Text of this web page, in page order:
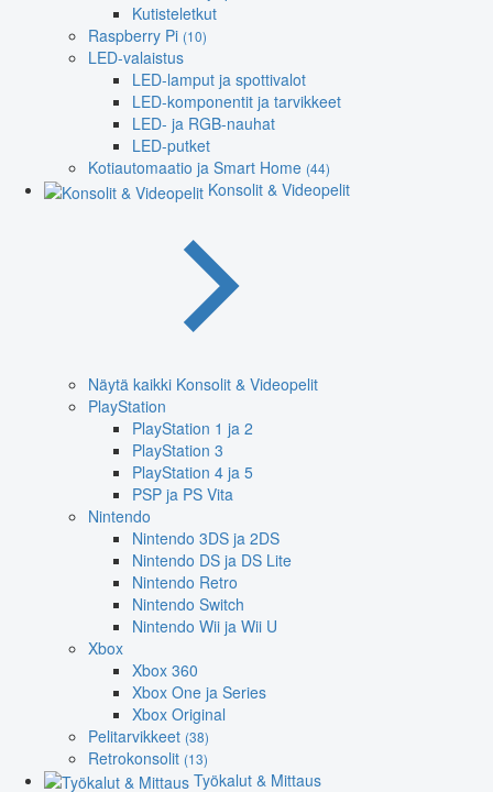
Kutisteletkut
Raspberry Pi (10)
LED-valaistus
LED-lamput ja spottivalot
LED-komponentit ja tarvikkeet
LED- ja RGB-nauhat
LED-putket
Kotiautomaatio ja Smart Home (44)
Konsolit & Videopelit
Näytä kaikki Konsolit & Videopelit
PlayStation
PlayStation 1 ja 2
PlayStation 3
PlayStation 4 ja 5
PSP ja PS Vita
Nintendo
Nintendo 3DS ja 2DS
Nintendo DS ja DS Lite
Nintendo Retro
Nintendo Switch
Nintendo Wii ja Wii U
Xbox
Xbox 360
Xbox One ja Series
Xbox Original
Pelitarvikkeet (38)
Retrokonsolit (13)
Työkalut & Mittaus